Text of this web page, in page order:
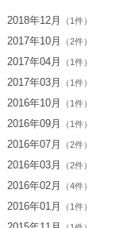
2018年12月 （1件）
2017年10月 （2件）
2017年04月 （1件）
2017年03月 （1件）
2016年10月 （1件）
2016年09月 （1件）
2016年07月 （2件）
2016年03月 （2件）
2016年02月 （4件）
2016年01月 （1件）